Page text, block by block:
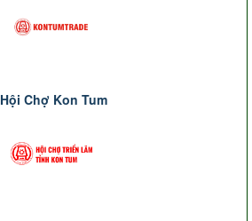
Hội Chợ Kon Tum